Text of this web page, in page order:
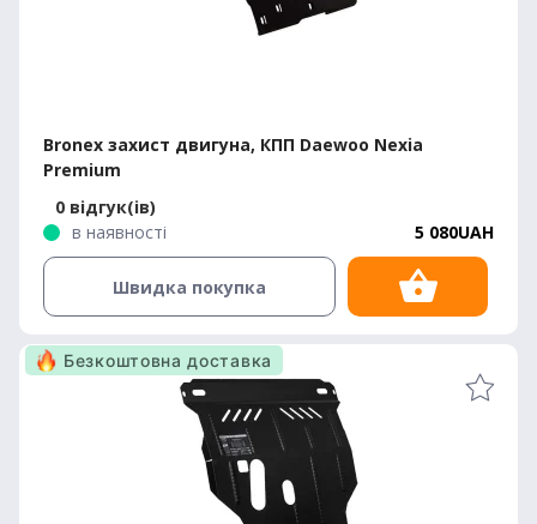
Bronex захист двигуна, КПП Daewoo Nexia
Premium
0 відгук(ів)
в наявності
5 080UAH
Швидка покупка
Безкоштовна доставка